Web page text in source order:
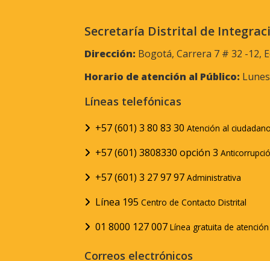
Secretaría Distrital de
Dirección: Bogotá, Carrera 7 # 32 -12,
Horario de atención al Público:
Líneas telefónicas
+57 (601) 3 80 83 30 Atención al
+57 (601) 3808330 opción 3
+57 (601) 3 27 97 97 Administrativa
Línea 195 Centro de Contacto Distrital
01 8000 127 007 Línea gratuita de
Correos electrónicos